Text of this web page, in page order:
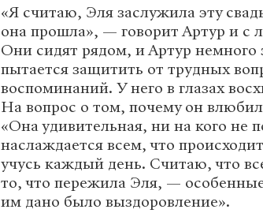
«Я считаю, Эля заслужила эту
она прошла», — говорит Артур и
Они сидят рядом, и Артур немного
пытается защитить от трудных
воспоминаний. У него в глазах
На вопрос о том, почему он
«Она удивительная, ни на кого не
наслаждается всем, что
учусь каждый день. Считаю, что
то, что пережила Эля, —
им дано было выздоровление».